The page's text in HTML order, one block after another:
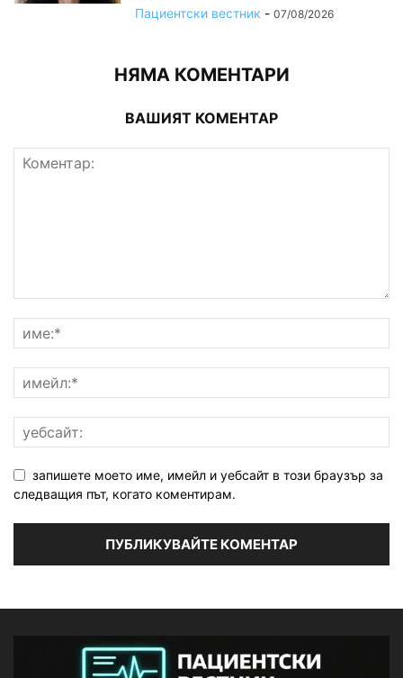
Пациентски вестник - 07/08/2026
НЯМА КОМЕНТАРИ
ВАШИЯТ КОМЕНТАР
запишете моето име, имейл и уебсайт в този браузър за
следващия път, когато коментирам.